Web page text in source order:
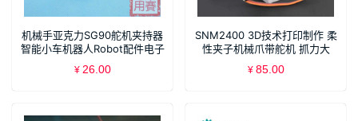
机械手亚克力SG90舵机夹持器
智能小车机器人Robot配件电子
抓爪
¥ 26.00
SNM2400 3D技术打印制作 柔
性夹子机械爪带舵机 抓力大
DIY配件
¥ 85.00